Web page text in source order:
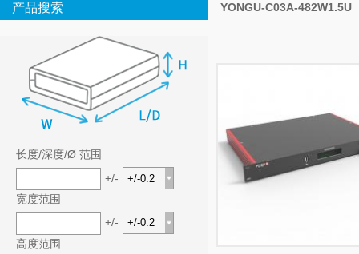
产品搜索
长度/深度/Ø 范围
+/-
宽度范围
+/-
高度范围
YONGU-C03A-482W1.5U